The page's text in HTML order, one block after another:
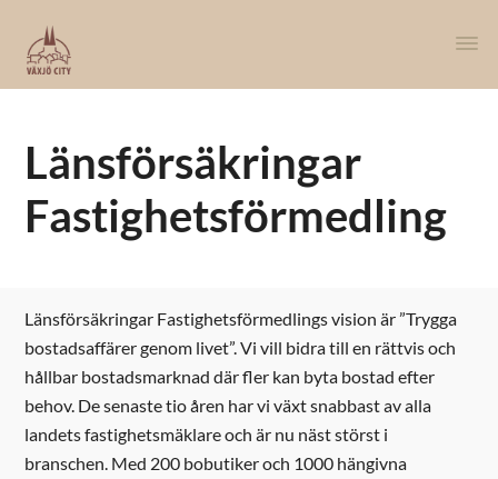
Länsförsäkringar
Fastighetsförmedling
Länsförsäkringar Fastighetsförmedlings vision är ”Trygga
bostadsaffärer genom livet”. Vi vill bidra till en rättvis och
hållbar bostadsmarknad där fler kan byta bostad efter
behov. De senaste tio åren har vi växt snabbast av alla
landets fastighetsmäklare och är nu näst störst i
branschen. Med 200 bobutiker och 1000 hängivna